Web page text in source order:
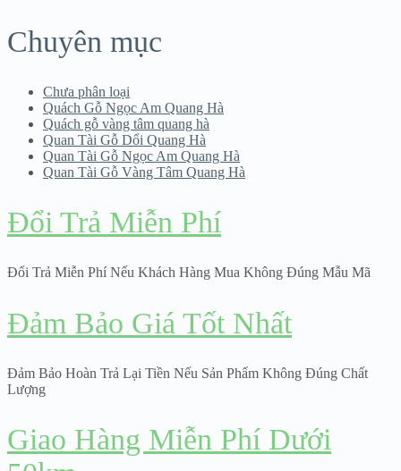
Chuyên mục
Chưa phân loại
Quách Gỗ Ngọc Am Quang Hà
Quách gỗ vàng tâm quang hà
Quan Tài Gỗ Dổi Quang Hà
Quan Tài Gỗ Ngọc Am Quang Hà
Quan Tài Gỗ Vàng Tâm Quang Hà
Đổi Trả Miễn Phí
Đổi Trả Miễn Phí Nếu Khách Hàng Mua Không Đúng Mẫu Mã
Đảm Bảo Giá Tốt Nhất
Đảm Bảo Hoàn Trả Lại Tiền Nếu Sản Phẩm Không Đúng Chất
Lượng
Giao Hàng Miễn Phí Dưới